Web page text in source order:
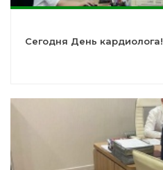
Сегодня День кардиолога!